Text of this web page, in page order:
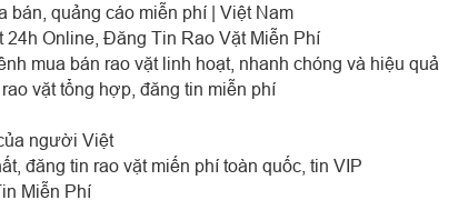
bán, quảng cáo miễn phí | Việt Nam
24h Online, Đăng Tin Rao Vặt Miễn Phí
mua bán rao vặt linh hoạt, nhanh chóng và hiệu quả
vặt tổng hợp, đăng tin miễn phí
người Việt
đăng tin rao vặt miến phí toàn quốc, tin VIP
Miễn Phí